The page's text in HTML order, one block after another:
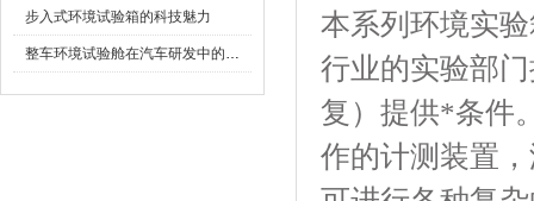
步入式环境试验箱的科技魅力
整车环境试验舱在汽车研发中的作用
本系列环境实验
行业的实验部门
复）提供*条件
作的计测装置